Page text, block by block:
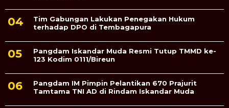
Tim Gabungan Lakukan Penegakan Hukum
terhadap DPO di Tembagapura
Pangdam Iskandar Muda Resmi Tutup TMMD ke-
123 Kodim 0111/Bireun
Pangdam IM Pimpin Pelantikan 670 Prajurit
Tamtama TNI AD di Rindam Iskandar Muda